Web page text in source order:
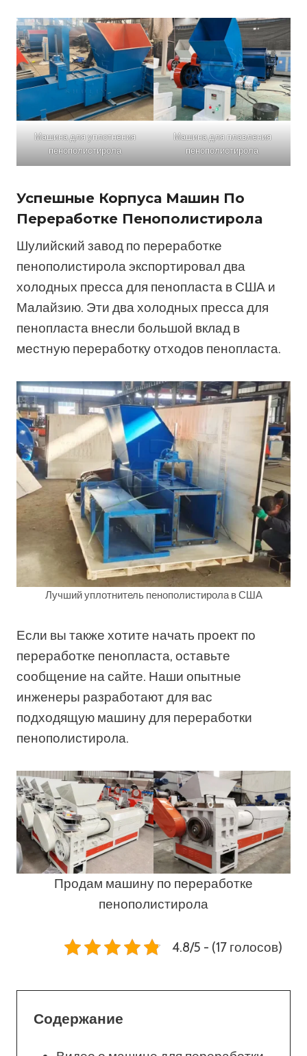
Машина для уплотнения
пенополистирола
Машина для плавления
пенополистирола
Успешные Корпуса Машин По
Переработке Пенополистирола
Шулийский завод по переработке
пенополистирола экспортировал два
холодных пресса для пенопласта в США и
Малайзию. Эти два холодных пресса для
пенопласта внесли большой вклад в
местную переработку отходов пенопласта.
Лучший уплотнитель пенополистирола в США
Если вы также хотите начать проект по
переработке пенопласта, оставьте
сообщение на сайте. Наши опытные
инженеры разработают для вас
подходящую машину для переработки
пенополистирола.
Продам машину по переработке
пенополистирола
4.8/5 - (17 голосов)
Содержание